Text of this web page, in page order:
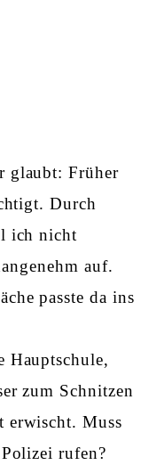
glaubt: Früher
Durch
ich nicht
auf.
passte da ins
Hauptschule,
zum Schnitzen
erwischt. Muss
rufen?